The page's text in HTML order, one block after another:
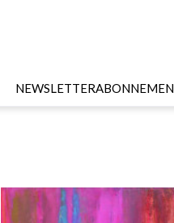
NEWSLETTER